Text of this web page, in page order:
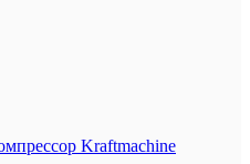
Kraftmaсhine